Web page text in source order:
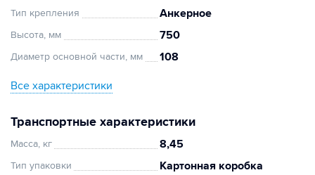
Тип крепления Анкерное
Высота, мм 750
Диаметр основной части, мм 108
Все характеристики
Транспортные характеристики
Масса, кг 8,45
Тип упаковки Картонная коробка